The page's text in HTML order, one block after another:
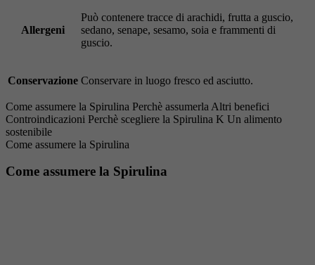
Allergeni
Può contenere tracce di arachidi, frutta a guscio,
sedano, senape, sesamo, soia e frammenti di
guscio.
Conservazione Conservare in luogo fresco ed asciutto.
Come assumere la Spirulina Perchè assumerla Altri benefici
Controindicazioni Perchè scegliere la Spirulina K Un alimento
sostenibile
Come assumere la Spirulina
Come assumere la Spirulina